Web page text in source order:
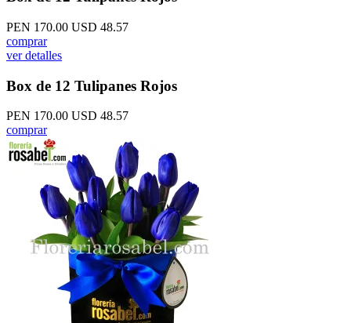
PEN 170.00 USD 48.57
comprar
ver detalles
Box de 12 Tulipanes Rojos
PEN 170.00 USD 48.57
comprar